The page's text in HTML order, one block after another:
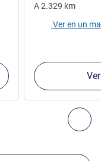
cercanos
cercanos 1 :,
A2.329 km
Ver en un